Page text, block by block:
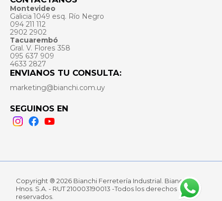
Montevideo
Galicia 1049 esq. Río Negro
094 211 112
2902 2902
Tacuarembó
Gral. V. Flores 358
095 637 909
4633 2827
ENVIANOS TU CONSULTA:
marketing@bianchi.com.uy
SEGUINOS EN
Instagram
FacebookYoutube
Copyright ® 2026 Bianchi Ferretería Industrial. Bianchi
Hnos. S.A. - RUT 210003190013 -Todos los derechos
reservados.